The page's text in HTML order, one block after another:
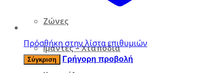
Ζώνες
Ιμάντες – Χταπόδια
Πρόσθήκη στην λίστα επιθυμιών
Σύγκριση Γρήγορη προβολή